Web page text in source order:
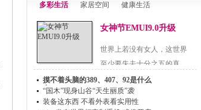
多彩生活 家居空间 健康生活
女神节EMUI9.0升级
世界上若没有女人，这世界
至少要失去十分之五的真
十..
摸不着头脑的389、407、92是什么
鬼
“国木”现身山谷“天生丽质”袭
装备这东西 不看外表看实用性